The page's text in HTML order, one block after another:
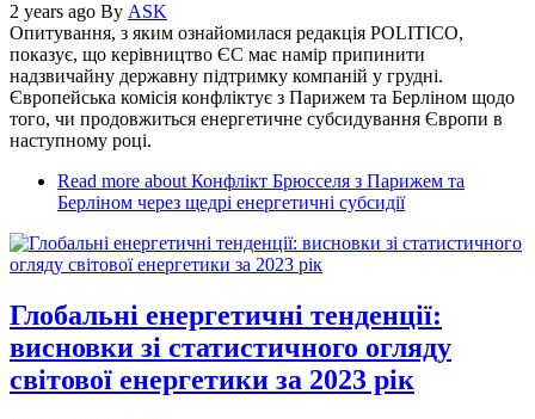
2 years ago By ASK
Опитування, з яким ознайомилася редакція POLITICO,
показує, що керівництво ЄС має намір припинити
надзвичайну державну підтримку компаній у грудні.
Європейська комісія конфліктує з Парижем та Берліном щодо
того, чи продовжиться енергетичне субсидування Європи в
наступному році.
Read more about Конфлікт Брюсселя з Парижем та
Берліном через щедрі енергетичні субсидії
Глобальні енергетичні тенденції:
висновки зі статистичного огляду
світової енергетики за 2023 рік